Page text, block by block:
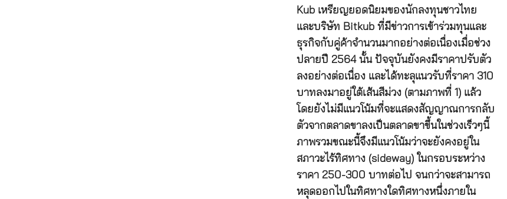
Kub เหรียญยอดนิยมของนักลงทุนชาวไทย
และบริษัท Bitkub ที่มีข่าวการเข้าร่วมทุนและ
ธุรกิจกับคู่ค้าจำนวนมากอย่างต่อเนื่องเมื่อช่วง
ปลายปี 2564 นั้น ปัจจุบันยังคงมีราคาปรับตัว
ลงอย่างต่อเนื่อง และได้ทะลุแนวรับที่ราคา 310
บาทลงมาอยู่ใต้เส้นสีม่วง (ตามภาพที่ 1) แล้ว
โดยยังไม่มีแนวโน้มที่จะแสดงสัญญาณการกลับ
ตัวจากตลาดขาลงเป็นตลาดขาขึ้นในช่วงเร็วๆนี้
ภาพรวมขณะนี้จึงมีแนวโน้มว่าจะยังคงอยู่ใน
สภาวะไร้ทิศทาง (sideway) ในกรอบระหว่าง
ราคา 250-300 บาทต่อไป จนกว่าจะสามารถ
หลุดออกไปในทิศทางใดทิศทางหนึ่งภายใน